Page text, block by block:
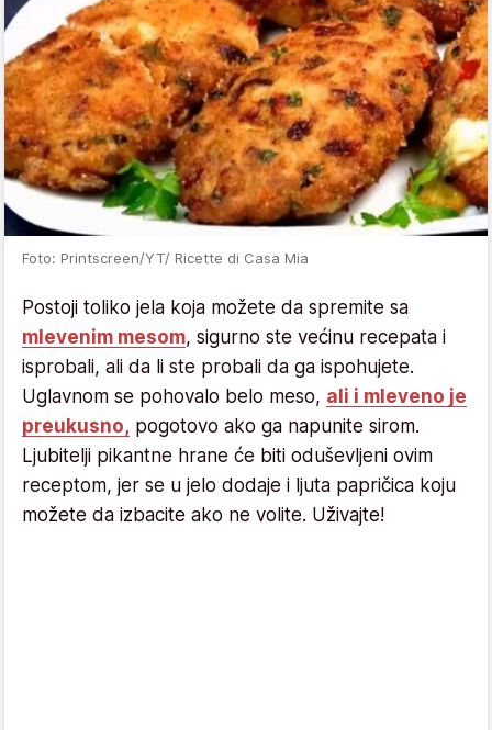
Foto: Printscreen/YT/ Ricette di Casa Mia
Postoji toliko jela koja možete da spremite sa
mlevenim mesom, sigurno ste većinu recepata i
isprobali, ali da li ste probali da ga ispohujete.
Uglavnom se pohovalo belo meso, ali i mleveno je
preukusno, pogotovo ako ga napunite sirom.
Ljubitelji pikantne hrane će biti oduševljeni ovim
receptom, jer se u jelo dodaje i ljuta papričica koju
možete da izbacite ako ne volite. Uživajte!